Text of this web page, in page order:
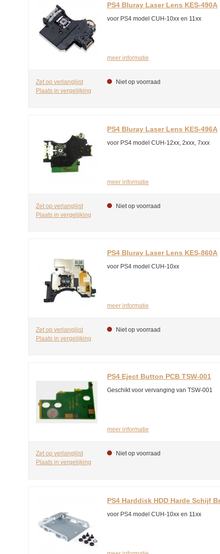
PS4 Bluray Laser Lens KES-490A
voor PS4 model CUH-10xx en 11xx
meer informatie
Zet op verlanglijst
Plaats in vergelijking
Niet op voorraad
PS4 Bluray Laser Lens KES-496A
voor PS4 model CUH-12xx, 2xxx, 7xxx
meer informatie
Zet op verlanglijst
Plaats in vergelijking
Niet op voorraad
PS4 Bluray Laser Lens KES-860A
voor PS4 model CUH-10xx
meer informatie
Zet op verlanglijst
Plaats in vergelijking
Niet op voorraad
PS4 Eject Button PCB TSW-001
Geschikt voor vervanging van TSW-001
meer informatie
Zet op verlanglijst
Plaats in vergelijking
Niet op voorraad
PS4 Harddisk HDD Harde Schijf
voor PS4 model CUH-10xx en 11xx